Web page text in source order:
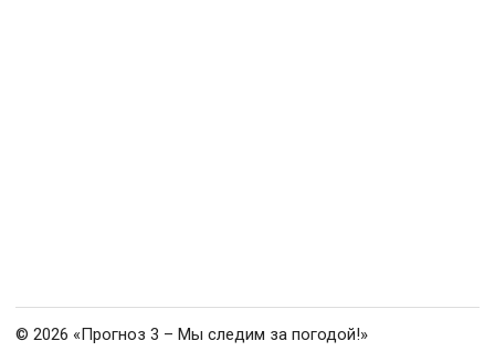
© 2026 «Прогноз 3 – Мы следим за погодой!»